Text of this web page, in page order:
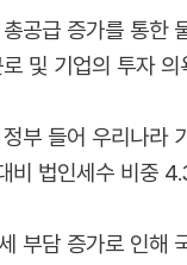
공급 증가를 통한
및 기업의 투자
부 들어 우리나라
비 법인세수 비중
부담 증가로 인해